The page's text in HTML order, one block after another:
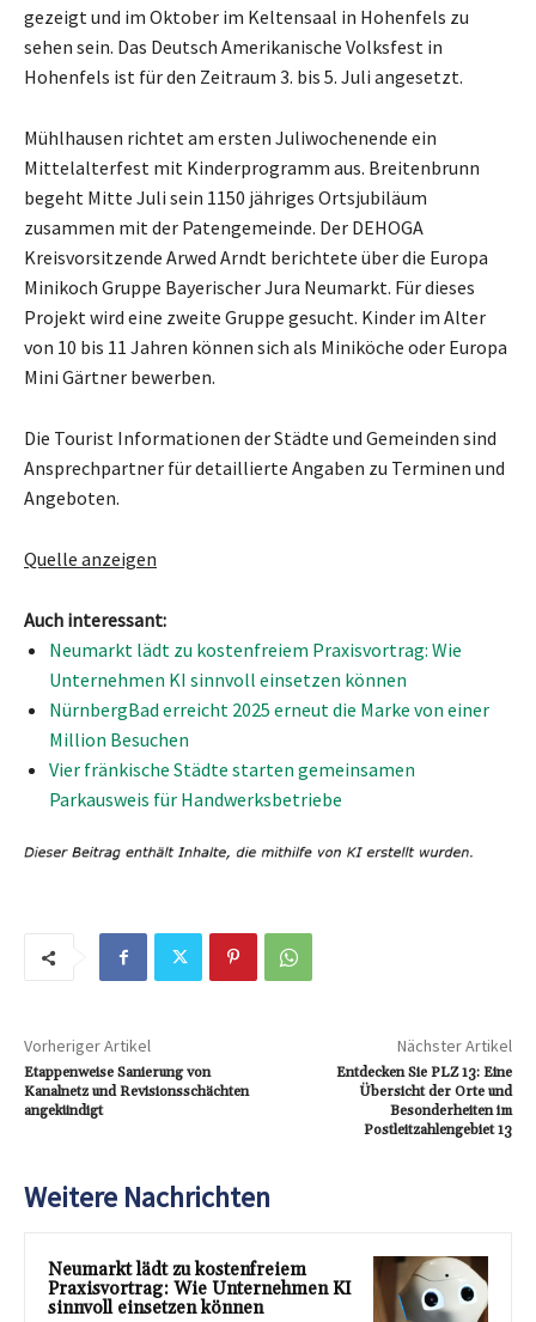
gezeigt und im Oktober im Keltensaal in Hohenfels zu
sehen sein. Das Deutsch Amerikanische Volksfest in
Hohenfels ist für den Zeitraum 3. bis 5. Juli angesetzt.
Mühlhausen richtet am ersten Juliwochenende ein
Mittelalterfest mit Kinderprogramm aus. Breitenbrunn
begeht Mitte Juli sein 1150 jähriges Ortsjubiläum
zusammen mit der Patengemeinde. Der DEHOGA
Kreisvorsitzende Arwed Arndt berichtete über die Europa
Minikoch Gruppe Bayerischer Jura Neumarkt. Für dieses
Projekt wird eine zweite Gruppe gesucht. Kinder im Alter
von 10 bis 11 Jahren können sich als Miniköche oder Europa
Mini Gärtner bewerben.
Die Tourist Informationen der Städte und Gemeinden sind
Ansprechpartner für detaillierte Angaben zu Terminen und
Angeboten.
Quelle anzeigen
Auch interessant:
Neumarkt lädt zu kostenfreiem Praxisvortrag: Wie
Unternehmen KI sinnvoll einsetzen können
NürnbergBad erreicht 2025 erneut die Marke von einer
Million Besuchen
Vier fränkische Städte starten gemeinsamen
Parkausweis für Handwerksbetriebe
Vorheriger Artikel
Etappenweise Sanierung von
Kanalnetz und Revisionsschächten
angekündigt
Nächster Artikel
Entdecken Sie PLZ 13: Eine
Übersicht der Orte und
Besonderheiten im
Postleitzahlengebiet 13
Weitere Nachrichten
Neumarkt lädt zu kostenfreiem
Praxisvortrag: Wie Unternehmen KI
sinnvoll einsetzen können